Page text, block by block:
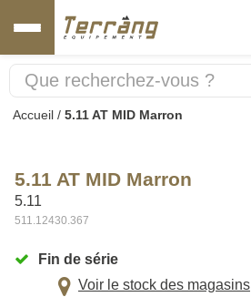
Accueil / 5.11 AT MID Marron
5.11 AT MID Marron
5.11
511.12430.367
Fin de série
Voir le stock des magasins